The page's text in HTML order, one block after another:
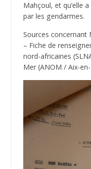
Mahçoul, et qu’elle
par les gendarmes.
Sources concernant
– Fiche de
nord-africaines
Mer (ANOM / Aix-